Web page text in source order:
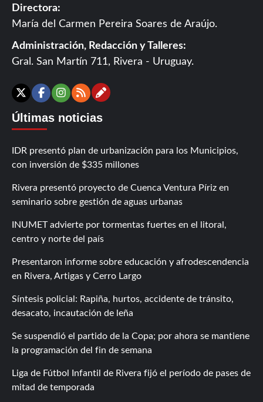
Directora:
María del Carmen Pereira Soares de Araújo.
Administración, Redacción y Talleres:
Gral. San Martín 711, Rivera - Uruguay.
X Facebook
Instagram
RSSContáctanos
Últimas noticias
IDR presentó plan de urbanización para los Municipios,
con inversión de $335 millones
Rivera presentó proyecto de Cuenca Ventura Píriz en
seminario sobre gestión de aguas urbanas
INUMET advierte por tormentas fuertes en el litoral,
centro y norte del país
Presentaron informe sobre educación y afrodescendencia
en Rivera, Artigas y Cerro Largo
Síntesis policial: Rapiña, hurtos, accidente de tránsito,
desacato, incautación de leña
Se suspendió el partido de la Copa; por ahora se mantiene
la programación del fin de semana
Liga de Fútbol Infantil de Rivera fijó el período de pases de
mitad de temporada